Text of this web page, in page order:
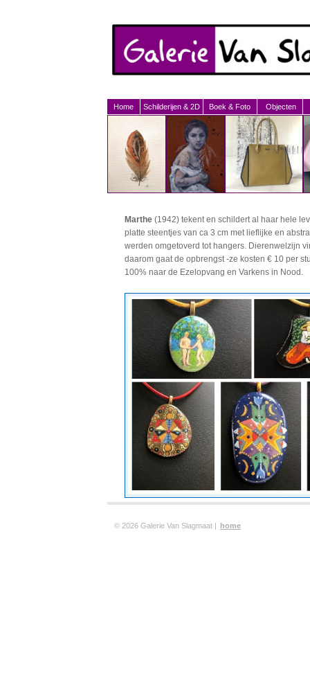
Home Schilderijen & 2D Boek & Foto Objecten
Marthe (1942) tekent en schildert al haar hele
platte steentjes van ca 3 cm met lieflijke en
werden omgetoverd tot hangers. Dierenwelzijn
daarom gaat de opbrengst -ze kosten € 10 per
100% naar de Ezelopvang en Varkens in Nood.
© 2026 Galerie Van Slagmaat | home